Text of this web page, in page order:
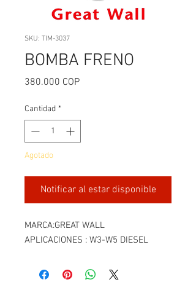
SKU: TIM-3037
BOMBA FRENO
380.000 COPPrecio
Cantidad *
Agotado
Notificar al estar disponible
MARCA:GREAT WALL
APLICACIONES : W3-W5 DIESEL